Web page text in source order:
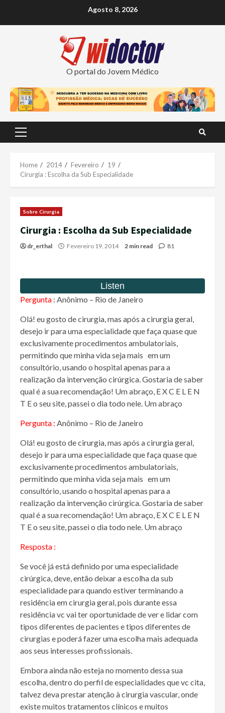
Agosto 8, 2026
O portal do Jovem Médico
Primary
Home 2014 Fevereiro
19
Cirurgia : Escolha da Sub Especialidade
Sobre Cirurgia
Cirurgia : Escolha da Sub Especialidade
dr_erthal Fevereiro 19, 2014 2 min read 81
Pergunta : Anônimo – Rio de Janeiro
Olá! eu gosto de cirurgia, mas após a cirurgia geral,
desejo ir para uma especialidade que faça quase que
exclusivamente procedimentos ambulatoriais,
permitindo que minha vida seja mais em um
consultório, usando o hospital apenas para a
realização da intervenção cirúrgica. Gostaria de saber
qual é a sua recomendação! Um abraço, E X C E L E N
T E o seu site, passei o dia todo nele. Um abraço
Pergunta : Anônimo – Rio de Janeiro
Olá! eu gosto de cirurgia, mas após a cirurgia geral,
desejo ir para uma especialidade que faça quase que
exclusivamente procedimentos ambulatoriais,
permitindo que minha vida seja mais em um
consultório, usando o hospital apenas para a
realização da intervenção cirúrgica. Gostaria de saber
qual é a sua recomendação! Um abraço, E X C E L E N
T E o seu site, passei o dia todo nele. Um abraço
Resposta :
Se você já está definido por uma especialidade
cirúrgica, deve, então deixar a escolha da sub
especialidade para quando estiver terminando a
residência em cirurgia geral, pois durante essa
residência vc vai ter oportunidade de ver e lidar com
tipos diferentes de pacientes e tipos diferentes de
cirurgias e poderá fazer uma escolha mais adequada
aos seus interesses profissionais.
Embora ainda não esteja no momento dessa sua
escolha, dentro do perfil de especialidades que vc cita,
talvez deva prestar atenção à cirurgia vascular, onde
existe muitos tratamentos clínicos e muitos